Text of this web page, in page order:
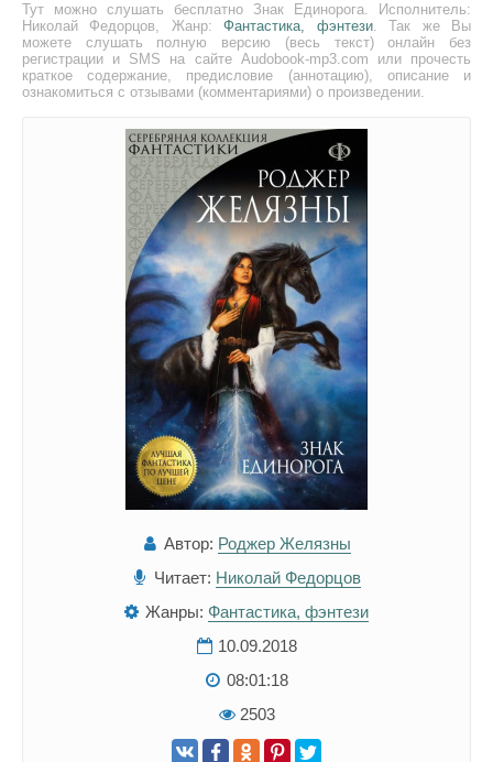
Тут можно слушать бесплатно Знак Единорога. Исполнитель:
Николай Федорцов, Жанр:Фантастика, фэнтези. Так же Вы
можете слушать полную версию (весь текст) онлайн без
регистрации и SMS на сайте Audobook-mp3.com или прочесть
краткое содержание, предисловие (аннотацию), описание и
ознакомиться с отзывами (комментариями) о произведении.
Автор: Роджер Желязны
Читает: Николай Федорцов
Жанры: Фантастика, фэнтези
10.09.2018
08:01:18
2503